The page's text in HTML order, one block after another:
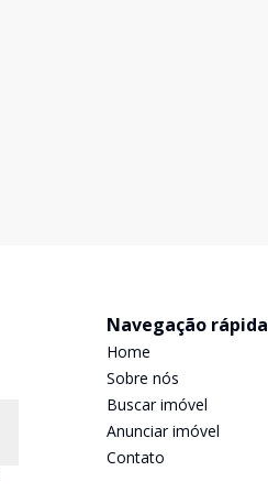
Navegação rápida
Home
Sobre nós
Buscar imóvel
Anunciar imóvel
Contato